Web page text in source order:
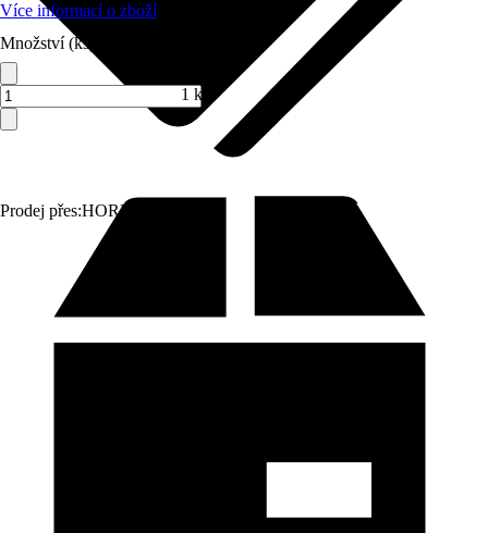
Prodej přes:HORNBACH
Více informací o zboží
Množství (ks)
1 ks